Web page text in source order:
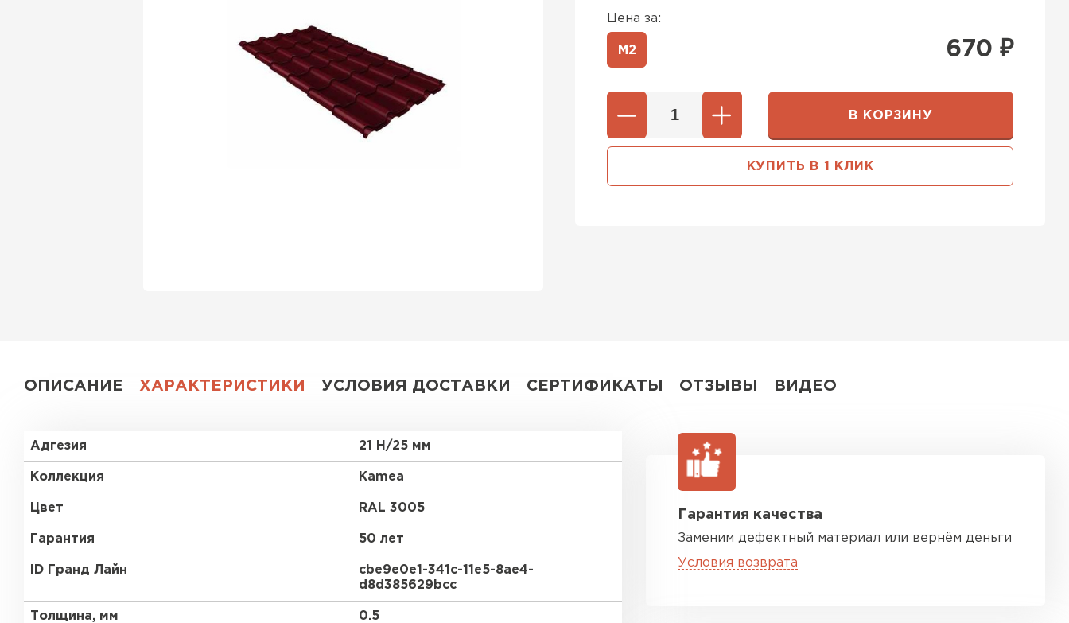
Цена за:
М2 670 ₽
В КОРЗИНУ
КУПИТЬ В 1 КЛИК
ОПИСАНИЕ ХАРАКТЕРИСТИКИ УСЛОВИЯ ДОСТАВКИ СЕРТИФИКАТЫ ОТЗЫВЫ ВИДЕО
Адгезия 21 Н/25 мм
Коллекция Kamea
Цвет RAL 3005
Гарантия 50 лет
ID Гранд Лайн
cbe9e0e1-341c-11e5-8ae4-
d8d385629bcc
Толщина, мм 0.5
Гарантия качества
Заменим дефектный материал или вернём деньги
Условия возврата